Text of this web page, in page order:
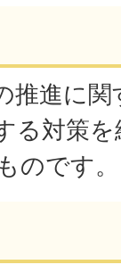
推進に
る対策
のです。